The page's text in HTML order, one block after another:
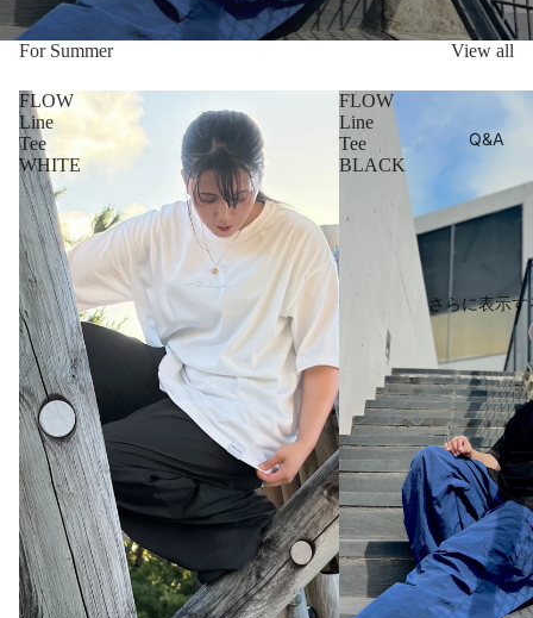
Q&A
さらに表示す
For Summer View all
FLOW
Line
Tee
WHITE
FLOW
Line
Tee
BLACK